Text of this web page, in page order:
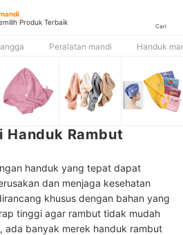
Produk Terbaik
Cari
Peralatan mandi Handuk
Handuk Rambut
handuk yang tepat dapat
dan menjaga kesehatan
khusus dengan bahan yang
tinggi agar rambut tidak mudah
ada banyak merek handuk rambut